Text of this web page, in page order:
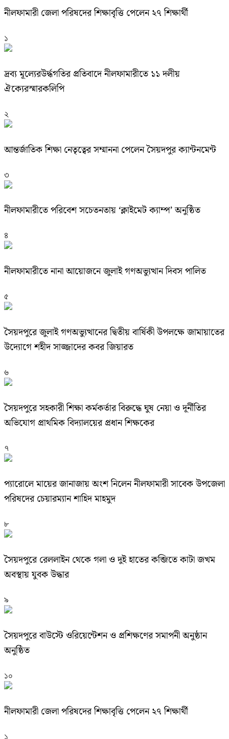
নীলফামারী জেলা পরিষদের শিক্ষাবৃত্তি পেলেন ২৭ শিক্ষার্থী
১
দ্রব্য মূল্যেরউর্দ্ধগতির প্রতিবাদে নীলফামারীতে ১১ দলীয়
ঐক্যেরস্মারকলিপি
২
আন্তর্জাতিক শিক্ষা নেতৃত্বের সম্মাননা পেলেন সৈয়দপুর ক্যান্টনমেন্ট
৩
নীলফামারীতে পরিবেশ সচেতনতায় ‘ক্লাইমেট ক্যাম্প’ অনুষ্ঠিত
৪
নীলফামারীতে নানা আয়োজনে জুলাই গণঅভ্যুত্থান দিবস পালিত
৫
সৈয়দপুরে জুলাই গণঅভ্যুত্থানের দ্বিতীয় বার্ষিকী উপলক্ষে জামায়াতের
উদ্যোগে শহীদ সাজ্জাদের কবর জিয়ারত
৬
সৈয়দপুরে সহকারী শিক্ষা কর্মকর্তার বিরুদ্ধে ঘুষ নেয়া ও দূর্নীতির
অভিযোগ প্রাথমিক বিদ্যালয়ের প্রধান শিক্ষকের
৭
প্যারোলে মায়ের জানাজায় অংশ নিলেন নীলফামারী সাবেক উপজেলা
পরিষদের চেয়ারম্যান শাহিদ মাহমুদ
৮
সৈয়দপুরে রেললাইন থেকে গলা ও দুই হাতের কব্জিতে কাটা জখম
অবস্থায় যুবক উদ্ধার
৯
সৈয়দপুরে বাউস্টে ওরিয়েন্টেশন ও প্রশিক্ষণের সমাপনী অনুষ্ঠান
অনুষ্ঠিত
১০
নীলফামারী জেলা পরিষদের শিক্ষাবৃত্তি পেলেন ২৭ শিক্ষার্থী
১